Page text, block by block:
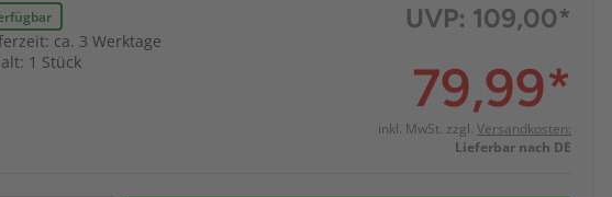
ca. 3 Werktage
1 Stück
UVP: 109,00*
79,99*
inkl. MwSt. zzgl. Versandkosten:
Lieferbar nach DE